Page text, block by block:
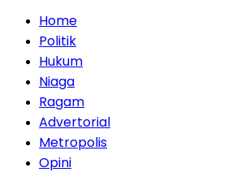
Home
Politik
Hukum
Niaga
Ragam
Advertorial
Metropolis
Opini